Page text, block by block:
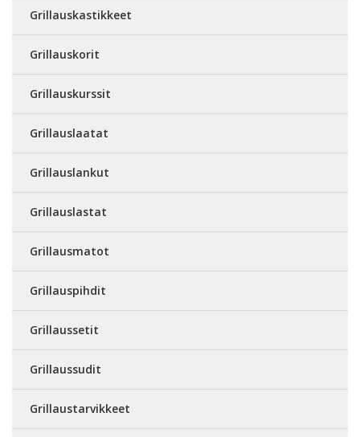
Grillauskastikkeet
Grillauskorit
Grillauskurssit
Grillauslaatat
Grillauslankut
Grillauslastat
Grillausmatot
Grillauspihdit
Grillaussetit
Grillaussudit
Grillaustarvikkeet